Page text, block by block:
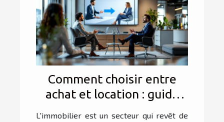
Comment choisir entre
achat et location : guide
L'immobilier est un secteur qui revêt de